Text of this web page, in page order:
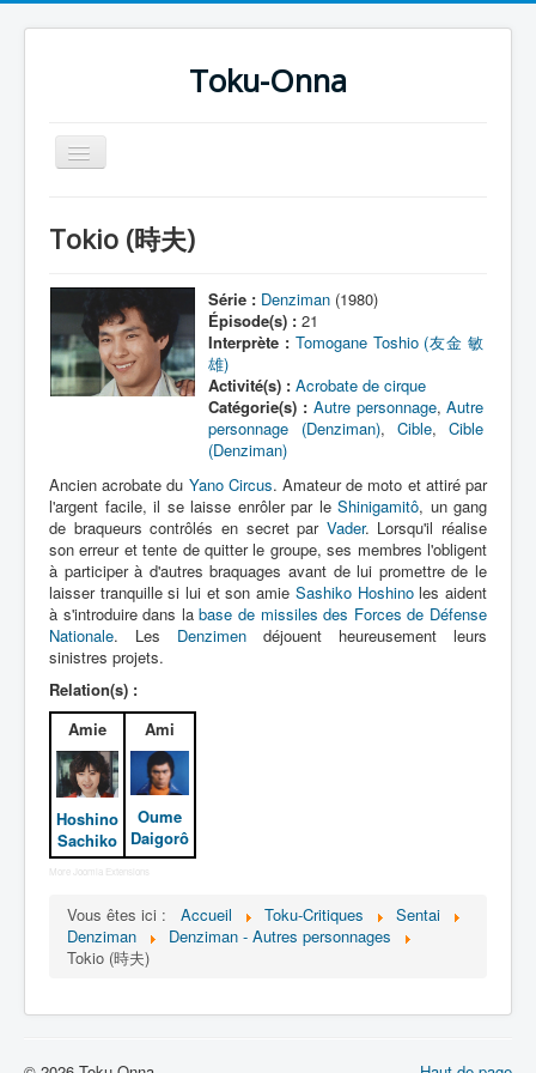
Toku-Onna
Basculer
la
Toku-Actrices
Toku-Critiques
Séries
Films
Artiste Asperger
Lexique
Denshi sentai Denziman (電子 戦
隊 デンジマン) = Escadron
électronique Denziman
Série
Personnages
Mechas
Objets
Lieux
Chronologie
Denzimen
Tokio (時夫)
Série : Denziman (1980)
Épisode(s) : 21
Interprète : Tomogane Toshio (友金 敏
雄)
Activité(s) : Acrobate de cirque
Catégorie(s) : Autre personnage,Autre
personnage (Denziman), Cible,Cible
(Denziman)
Ancien acrobate du Yano Circus. Amateur de moto et attiré par
l'argent facile, il se laisse enrôler par le Shinigamitô, un gang
de braqueurs contrôlés en secret par Vader. Lorsqu'il réalise
son erreur et tente de quitter le groupe, ses membres l'obligent
à participer à d'autres braquages avant de lui promettre de le
laisser tranquille si lui et son amie Sashiko Hoshinoles aident
à s'introduire dans labase de missiles des Forces de Défense
Nationale. Les Denzimen déjouent heureusement leurs
sinistres projets.
Relation(s) :
Amie
Hoshino
Sachiko
Ami
Oume
Daigorô
More Joomla Extensions
Vous êtes ici : Accueil Toku-Critiques
Sentai
Denziman
Denziman - Autres personnages
Tokio (時夫)